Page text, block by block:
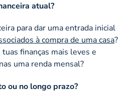
atual?
para dar uma entrada inicial
à compra de uma casa?
finanças mais leves e
uma renda mensal?
ou no longo prazo?